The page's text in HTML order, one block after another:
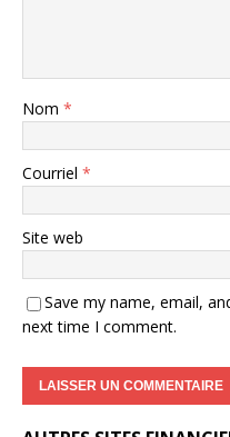
Nom *
Courriel *
Site web
Save my name, email,
next time I comment.